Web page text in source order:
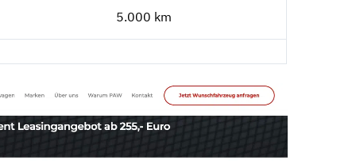
5.000 km